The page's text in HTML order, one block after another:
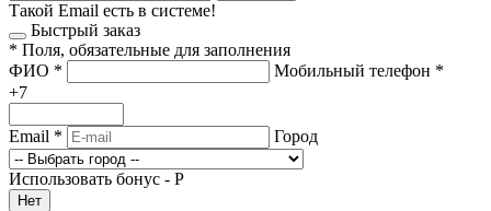
Такой Email есть в системе!
Быстрый заказ
* Поля, обязательные для заполнения
ФИО * Мобильный телефон *
+7
Email * Город
Использовать бонус - Р
Нет